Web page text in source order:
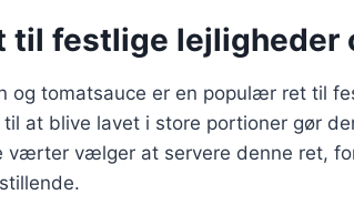
til festlige lejligheder
og tomatsauce er en populær ret til
at blive lavet i store portioner gør
værter vælger at servere denne ret,